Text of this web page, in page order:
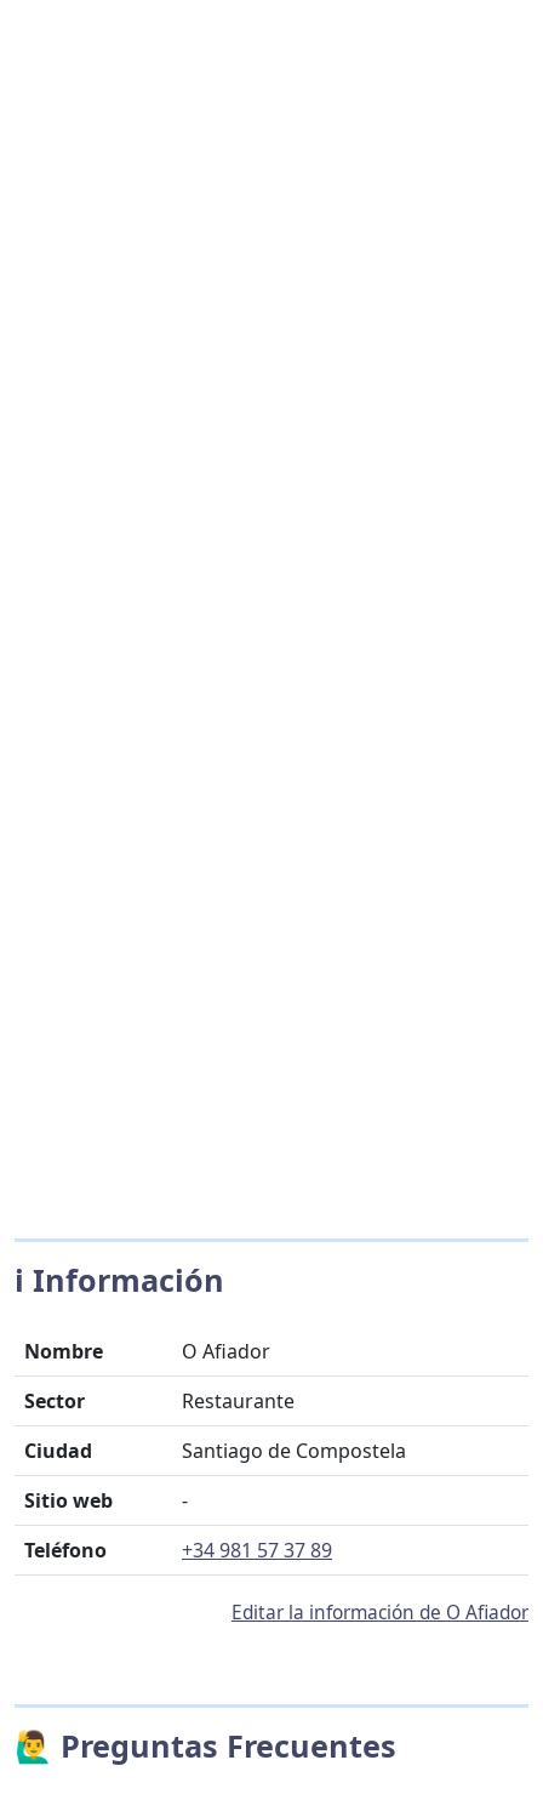
ℹ️ Información
Nombre
O Afiador
Sector
Restaurante
Ciudad
Santiago de Compostela
Sitio web
-
Teléfono
+34 981 57 37 89
Editar la información de O Afiador
🙋‍♂️ Preguntas Frecuentes